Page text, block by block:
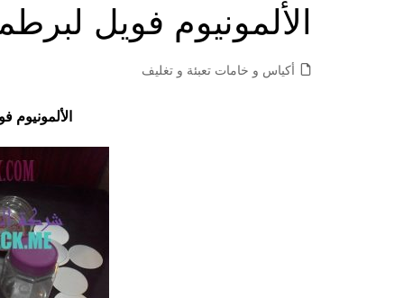
الألمونيوم فويل
أكياس و خامات تعبئة و تغليف
الألمونيوم